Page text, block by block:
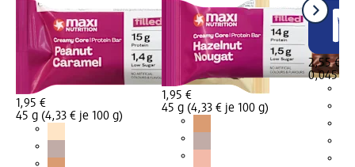
1,95 €
45 g (4,33 € je 100 g)
1,95 €
45 g (4,33 € je 100 g)
2,55 €
0,045 kg